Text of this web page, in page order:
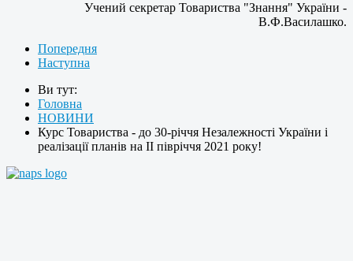
Учений секретар Товариства "Знання" України -
В.Ф.Василашко.
Попередня
Наступна
Ви тут:
Головна
НОВИНИ
Курс Товариства - до 30-річчя Незалежності України і
реалізації планів на ІІ півріччя 2021 року!